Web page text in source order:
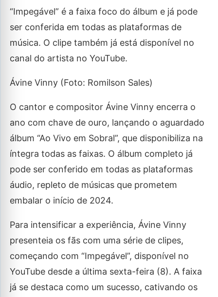
“Impegável” é a faixa foco do álbum e já pode
ser conferida em todas as plataformas de
música. O clipe também já está disponível no
canal do artista no YouTube.
Ávine Vinny (Foto: Romilson Sales)
O cantor e compositor Ávine Vinny encerra o
ano com chave de ouro, lançando o aguardado
álbum “Ao Vivo em Sobral”, que disponibiliza na
íntegra todas as faixas. O álbum completo já
pode ser conferido em todas as plataformas
áudio, repleto de músicas que prometem
embalar o início de 2024.
Para intensificar a experiência, Ávine Vinny
presenteia os fãs com uma série de clipes,
começando com “Impegável”, disponível no
YouTube desde a última sexta-feira (8). A faixa
já se destaca como um sucesso, cativando os